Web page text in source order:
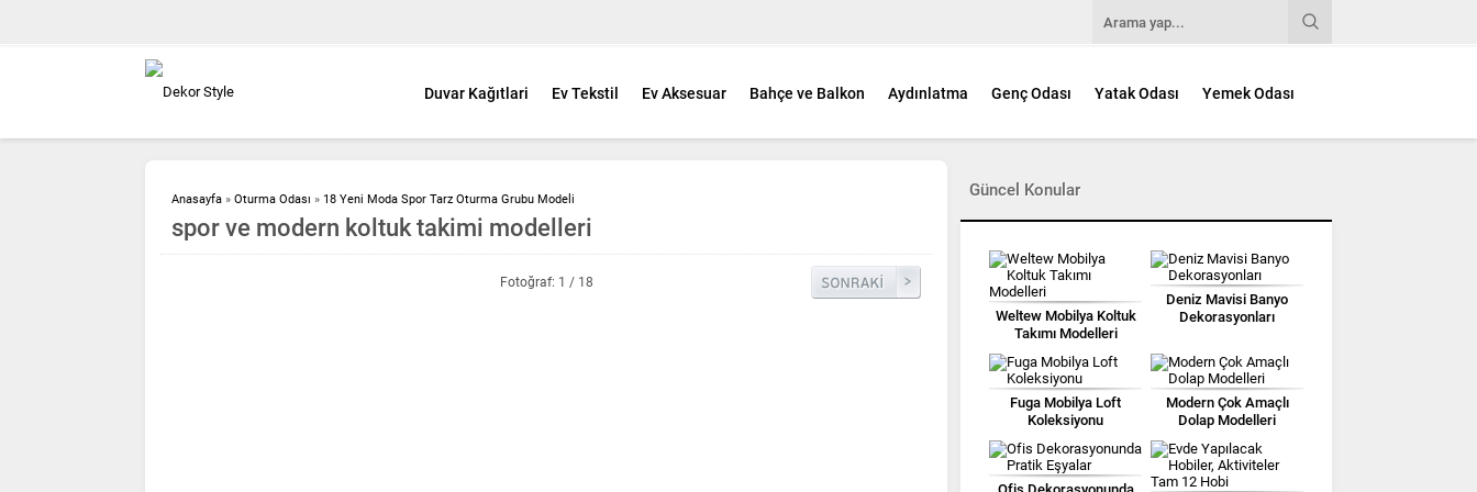
Duvar Kağıtlari Ev Tekstil Ev Aksesuar Bahçe ve Balkon Aydınlatma Genç Odası Yatak Odası Yemek Odası
Anasayfa » Oturma Odası » 18 Yeni Moda Spor Tarz Oturma Grubu Modeli
spor ve modern koltuk takimi modelleri
Fotoğraf: 1 / 18
Güncel Konular
Weltew Mobilya Koltuk
Takımı Modelleri
Deniz Mavisi Banyo
Dekorasyonları
Fuga Mobilya Loft
Koleksiyonu
Modern Çok Amaçlı
Dolap Modelleri